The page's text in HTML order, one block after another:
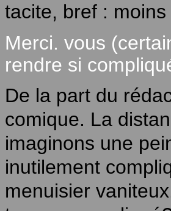
tacite, bref : moins
Merci. vous
rendre si
De la part du
comique. La
imaginons une
inutilement
menuisier